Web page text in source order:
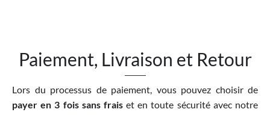
Paiement, Livraison et Retour
Lors du processus de paiement, vous pouvez choisir de
payer en 3 fois sans fraiset en toute sécurité avec notre